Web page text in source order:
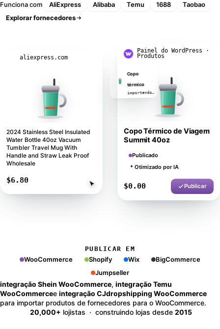
Funciona com AliExpress Alibaba Temu 1688
Taobao
Explorar fornecedores
aliexpress.com
2024 Stainless Steel Insulated
Water Bottle 40oz Vacuum
Tumbler Travel Mug With
Handle and Straw Leak Proof
Wholesale
$6.80
Copo
importando…
Painel do WordPress ·
Produtos
Copo Térmico de Viagem
Summit 40oz
Publicado
Otimizado por IA
$32.74 Publicar
PUBLICAR EM
WooCommerce Shopify Wix
BigCommerce
Jumpseller
integração Shein WooCommerce, integração Temu
WooCommercee integração CJdropshipping WooCommerce
para importar produtos de fornecedores para o WooCommerce.
20,000+ lojistas · construindo lojas desde 2015